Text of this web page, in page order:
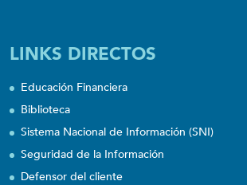
LINKS DIRECTOS
Educación Financiera
Biblioteca
Sistema Nacional de Información (SNI)
Seguridad de la Información
Defensor del cliente